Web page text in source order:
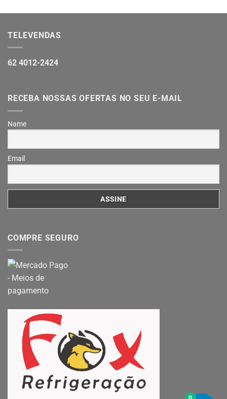
TELEVENDAS
62 4012-2424
RECEBA NOSSAS OFERTAS NO SEU E-MAIL
Name
Email
COMPRE SEGURO